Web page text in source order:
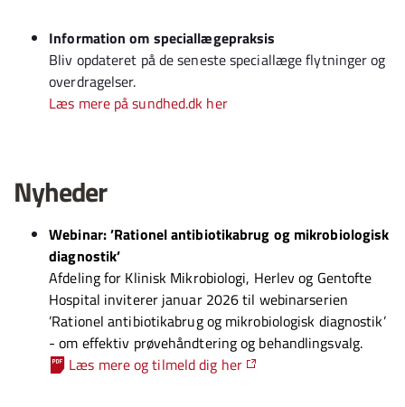
Information om speciallægepraksis
Bliv opdateret på de seneste speciallæge flytninger og
overdragelser.
Læs mere på sundhed.dk her
Nyheder
Webinar:’Rationel antibiotikabrug og mikrobiologisk
diagnostik’
Afdeling for Klinisk Mikrobiologi, Herlev og Gentofte
Hospital inviterer januar 2026 til webinarserien
’Rationel antibiotikabrug og mikrobiologisk diagnostik’
- om effektiv prøvehåndtering og behandlingsvalg.
Læs mere og tilmeld dig her